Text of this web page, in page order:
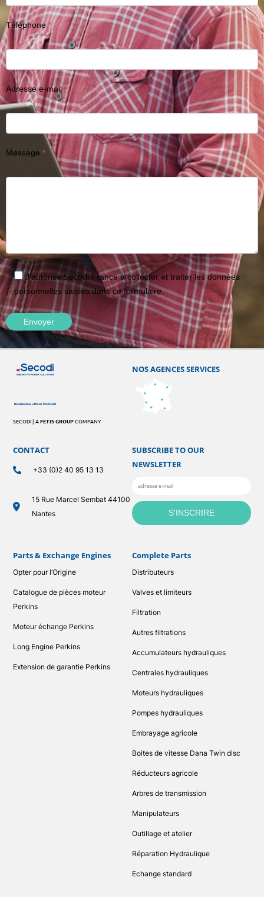
Téléphone
Adresse e-mail
Message
J'autorise Secodi France à collecter et traiter les données
personnelles saisies dans ce formulaire.
SECODI | AFETIS GROUPCOMPANY
Parts & Exchange Engines
Opter pour l’Origine
Catalogue de pièces moteur
Perkins
Moteur échange Perkins
Long Engine Perkins
Extension de garantie Perkins
CONTACT
+33 (0)2 40 95 13 13
15 Rue Marcel Sembat 44100
Nantes
Complete Parts
Distributeurs
Valves et limiteurs
Filtration
Autres filtrations
Accumulateurs hydrauliques
Centrales hydrauliques
Moteurs hydrauliques
Pompes hydrauliques
Embrayage agricole
Boites de vitesse Dana Twin disc
Réducteurs agricole
Arbres de transmission
Manipulateurs
Outillage et atelier
Réparation Hydraulique
Echange standard
NOS AGENCES SERVICES
SUBSCRIBE TO OUR
NEWSLETTER